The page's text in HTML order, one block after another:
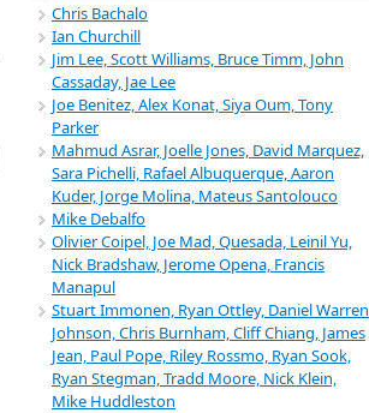
Chris Bachalo
Ian Churchill
Jim Lee, Scott Williams, Bruce Timm, John
Cassaday, Jae Lee
Joe Benitez, Alex Konat, Siya Oum, Tony
Parker
Mahmud Asrar, Joelle Jones, David Marquez,
Sara Pichelli, Rafael Albuquerque, Aaron
Kuder, Jorge Molina, Mateus Santolouco
Mike Debalfo
Olivier Coipel, Joe Mad, Quesada, Leinil Yu,
Nick Bradshaw, Jerome Opena, Francis
Manapul
Stuart Immonen, Ryan Ottley, Daniel Warren
Johnson, Chris Burnham, Cliff Chiang, James
Jean, Paul Pope, Riley Rossmo, Ryan Sook,
Ryan Stegman, Tradd Moore, Nick Klein,
Mike Huddleston